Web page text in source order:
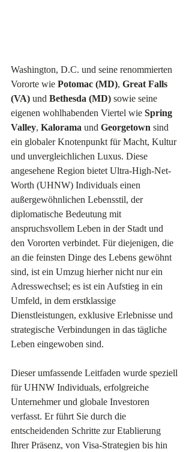
Washington, D.C. und seine renommierten
Vororte wie Potomac (MD), Great Falls
(VA) und Bethesda (MD) sowie seine
eigenen wohlhabenden Viertel wie Spring
Valley, Kalorama und Georgetown sind
ein globaler Knotenpunkt für Macht, Kultur
und unvergleichlichen Luxus. Diese
angesehene Region bietet Ultra-High-Net-
Worth (UHNW) Individuals einen
außergewöhnlichen Lebensstil, der
diplomatische Bedeutung mit
anspruchsvollem Leben in der Stadt und
den Vororten verbindet. Für diejenigen, die
an die feinsten Dinge des Lebens gewöhnt
sind, ist ein Umzug hierher nicht nur ein
Adresswechsel; es ist ein Aufstieg in ein
Umfeld, in dem erstklassige
Dienstleistungen, exklusive Erlebnisse und
strategische Verbindungen in das tägliche
Leben eingewoben sind.
Dieser umfassende Leitfaden wurde speziell
für UHNW Individuals, erfolgreiche
Unternehmer und globale Investoren
verfasst. Er führt Sie durch die
entscheidenden Schritte zur Etablierung
Ihrer Präsenz, von Visa-Strategien bis hin